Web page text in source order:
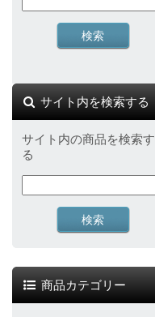
サイト内を検索する
サイト内の商品を検索す
る
商品カテゴリー